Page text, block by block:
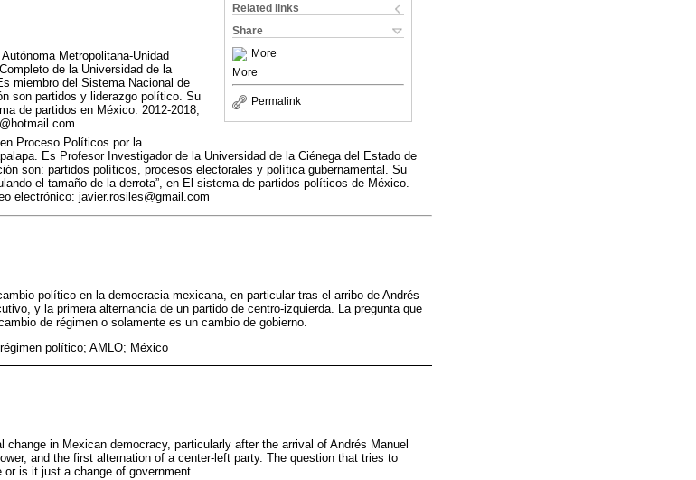
Related links
Share
More
More
Permalink
Metropolitana-Unidad
de la Universidad de la
miembro del Sistema Nacional de
son partidos y liderazgo político. Su
de partidos en México: 2012-2018,
Proceso Políticos por la
Es Profesor Investigador de la Universidad de la Ciénega del Estado de
son: partidos políticos, procesos electorales y política gubernamental. Su
el tamaño de la derrota”, en El sistema de partidos políticos de México.
electrónico: javier.rosiles@gmail.com
político en la democracia mexicana, en particular tras el arribo de Andrés
y la primera alternancia de un partido de centro-izquierda. La pregunta que
de régimen o solamente es un cambio de gobierno.
político; AMLO; México
in Mexican democracy, particularly after the arrival of Andrés Manuel
and the first alternation of a center-left party. The question that tries to
is it just a change of government.